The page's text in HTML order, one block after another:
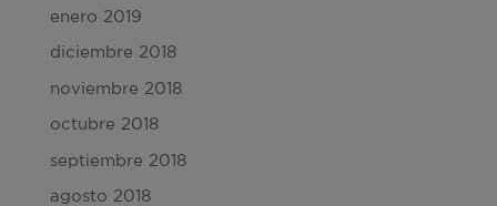
enero 2019
diciembre 2018
noviembre 2018
octubre 2018
septiembre 2018
agosto 2018